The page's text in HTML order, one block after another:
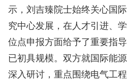
示，刘吉臻院士始终关心国
究中心发展，在人才引进、
位点申报方面给予了重要指
已初具规模。双方就国际能
深入研讨，重点围绕电气工